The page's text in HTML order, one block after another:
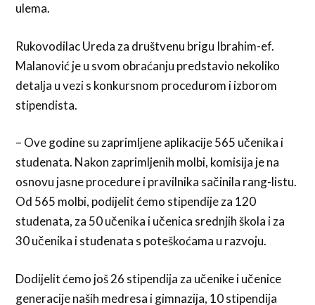
ulema.
Rukovodilac Ureda za društvenu brigu Ibrahim-ef.
Malanović je u svom obraćanju predstavio nekoliko
detalja u vezi s konkursnom procedurom i izborom
stipendista.
– Ove godine su zaprimljene aplikacije 565 učenika i
studenata. Nakon zaprimljenih molbi, komisija je na
osnovu jasne procedure i pravilnika sačinila rang-listu.
Od 565 molbi, podijelit ćemo stipendije za 120
studenata, za 50 učenika i učenica srednjih škola i za
30 učenika i studenata s poteškoćama u razvoju.
Dodijelit ćemo još 26 stipendija za učenike i učenice
generacije naših medresa i gimnazija, 10 stipendija